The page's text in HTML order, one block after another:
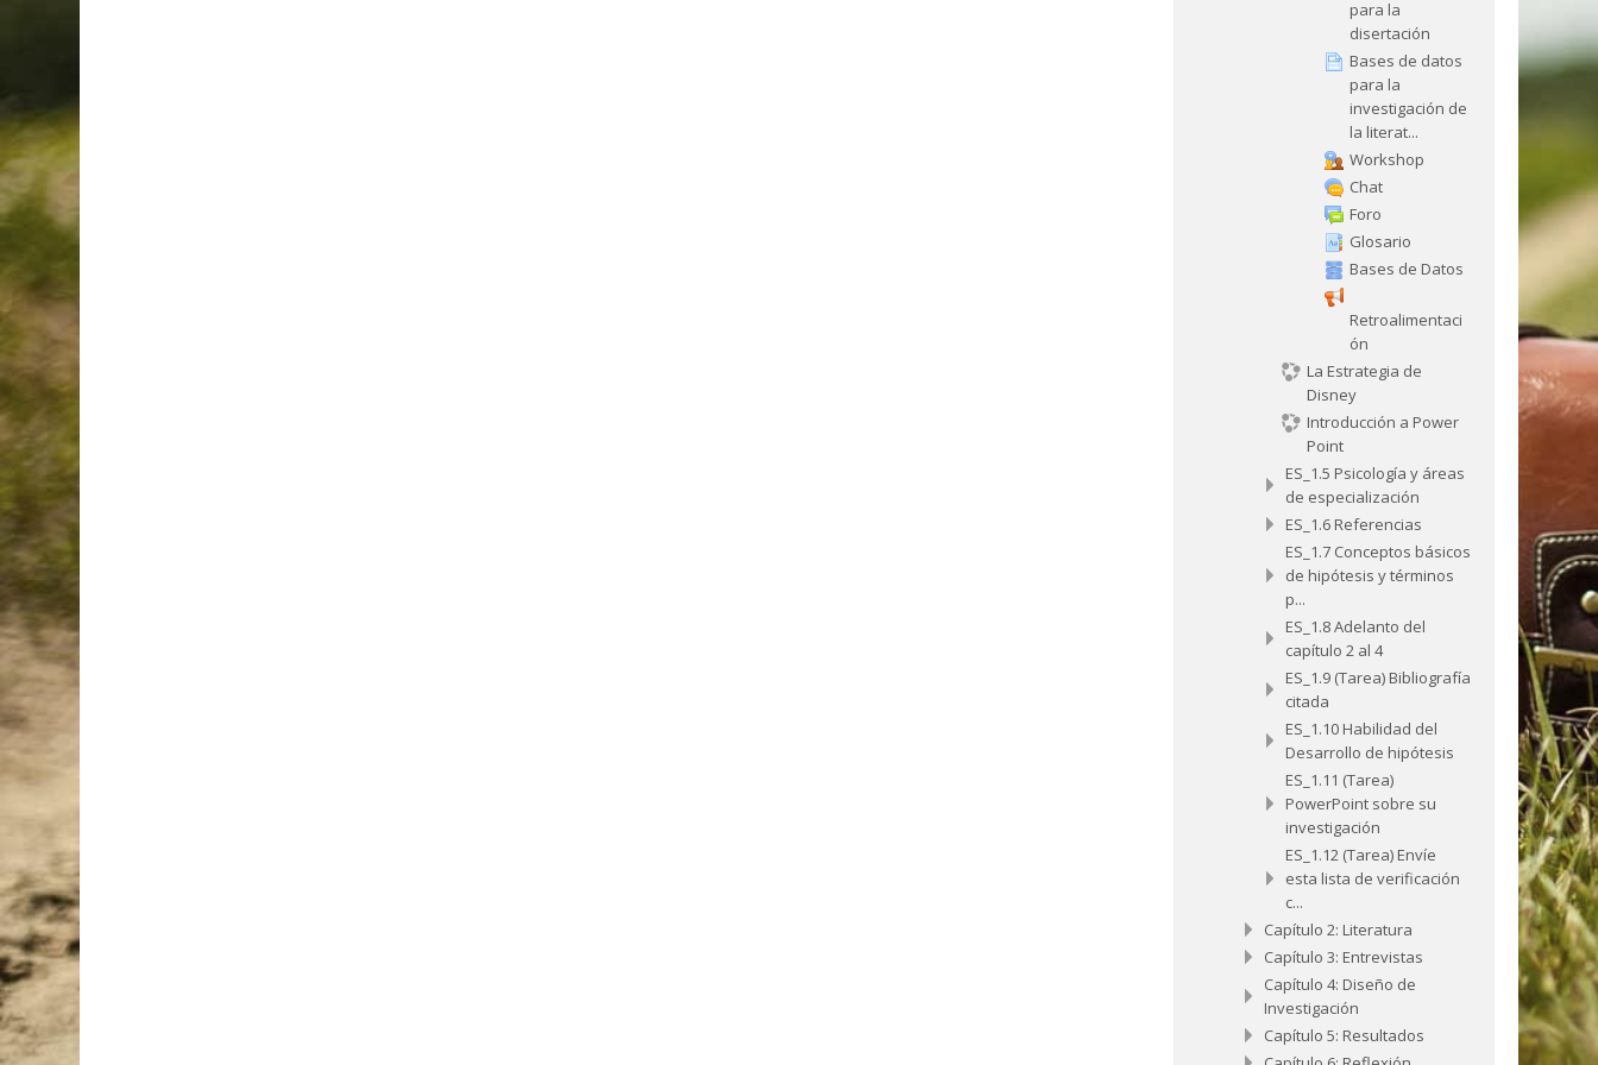
para la
disertación
Bases de datos
para la
investigación de
la literat...
Workshop
Chat
Foro
Glosario
Bases de Datos
Retroalimentaci
ón
La Estrategia de
Disney
Introducción a Power
Point
ES_1.5 Psicología y áreas
de especialización
ES_1.6 Referencias
ES_1.7 Conceptos básicos
de hipótesis y términos
p...
ES_1.8 Adelanto del
capítulo 2 al 4
ES_1.9 (Tarea) Bibliografía
citada
ES_1.10 Habilidad del
Desarrollo de hipótesis
ES_1.11 (Tarea)
PowerPoint sobre su
investigación
ES_1.12 (Tarea) Envíe
esta lista de verificación
c...
Capítulo 2: Literatura
Capítulo 3: Entrevistas
Capítulo 4: Diseño de
Investigación
Capítulo 5: Resultados